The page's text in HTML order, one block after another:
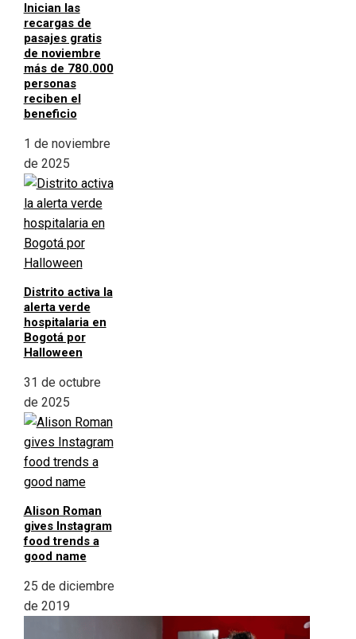
Inician las
recargas de
pasajes gratis
de noviembre
más de 780.000
personas
reciben el
beneficio
1 de noviembre
de 2025
Distrito activa la
alerta verde
hospitalaria en
Bogotá por
Halloween
31 de octubre
de 2025
Alison Roman
gives Instagram
food trends a
good name
25 de diciembre
de 2019